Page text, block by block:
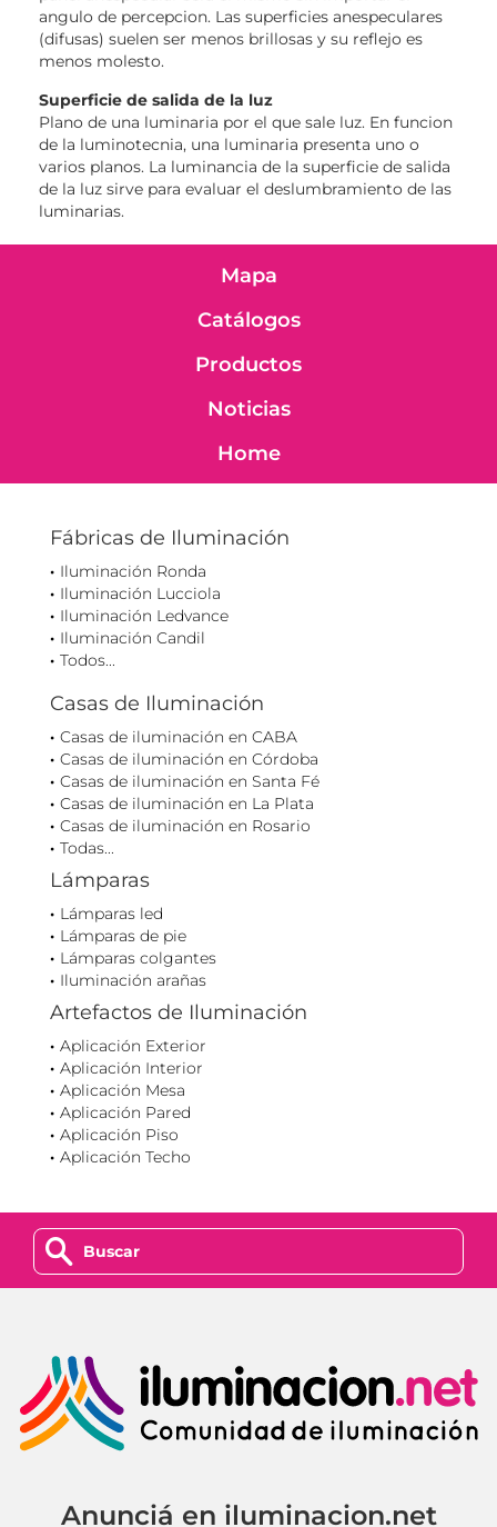
angulo de percepcion. Las superficies anespeculares
(difusas) suelen ser menos brillosas y su reflejo es
menos molesto.
Superficie de salida de la luz
Plano de una luminaria por el que sale luz. En funcion
de la luminotecnia, una luminaria presenta uno o
varios planos. La luminancia de la superficie de salida
de la luz sirve para evaluar el deslumbramiento de las
luminarias.
Mapa
Catálogos
Productos
Noticias
Home
Fábricas de Iluminación
Iluminación Ronda
Iluminación Lucciola
Iluminación Ledvance
Iluminación Candil
Todos...
Casas de Iluminación
Casas de iluminación en CABA
Casas de iluminación en Córdoba
Casas de iluminación en Santa Fé
Casas de iluminación en La Plata
Casas de iluminación en Rosario
Todas...
Lámparas
Lámparas led
Lámparas de pie
Lámparas colgantes
Iluminación arañas
Artefactos de Iluminación
Aplicación Exterior
Aplicación Interior
Aplicación Mesa
Aplicación Pared
Aplicación Piso
Aplicación Techo
z
Anunciá en iluminacion.net